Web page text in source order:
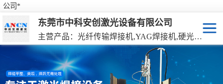
公司*
东莞市中科安创激光设备有限公司
主营产品：光纤传输焊接机,YAG焊接机,硬光路焊接机,激光器连续焊接机
激光焊接机
激光打标机
YAG硬光路激光焊接机